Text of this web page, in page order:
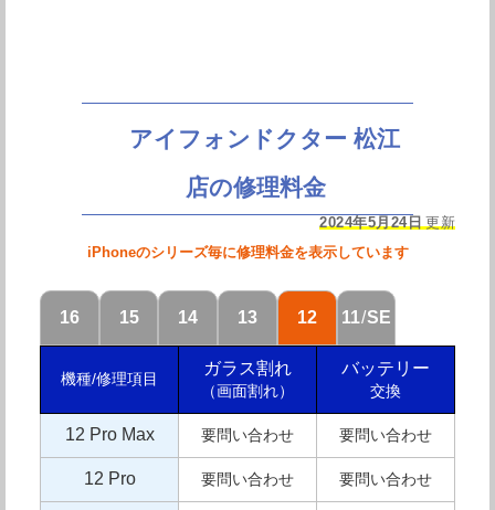
アイフォンドクター 松江
店の修理料金
iPhoneのシリーズ毎に修理料金を表示しています
16 15 14 13 12 11/SE
機種/修理項目
ガラス割れ
（画面割れ）
バッテリー
交換
12 Pro Max 要問い合わせ 要問い合わせ
12 Pro 要問い合わせ 要問い合わせ
2024年5月24日 更新